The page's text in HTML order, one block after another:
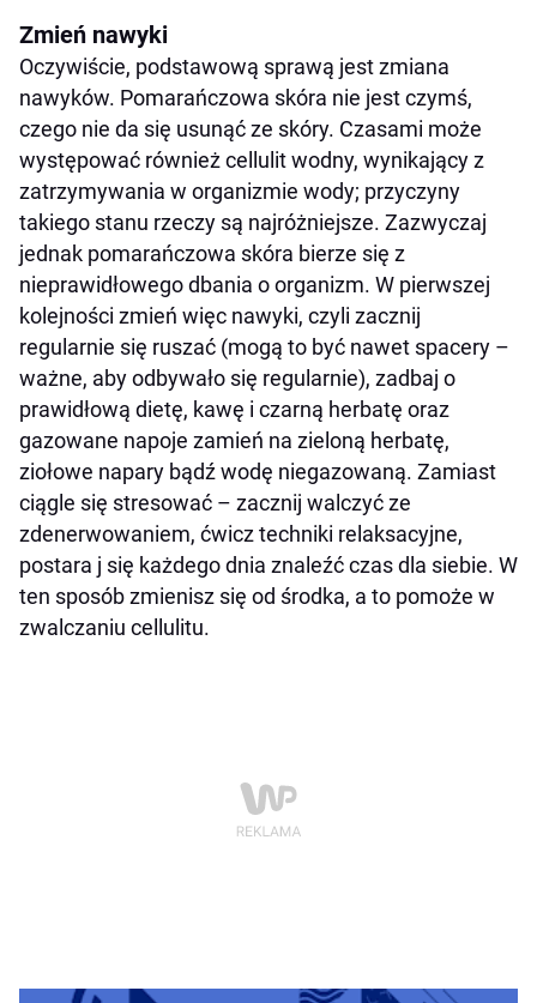
Zmień nawyki
Oczywiście, podstawową sprawą jest zmiana
nawyków. Pomarańczowa skóra nie jest czymś,
czego nie da się usunąć ze skóry. Czasami może
występować również cellulit wodny, wynikający z
zatrzymywania w organizmie wody; przyczyny
takiego stanu rzeczy są najróżniejsze. Zazwyczaj
jednak pomarańczowa skóra bierze się z
nieprawidłowego dbania o organizm. W pierwszej
kolejności zmień więc nawyki, czyli zacznij
regularnie się ruszać (mogą to być nawet spacery –
ważne, aby odbywało się regularnie), zadbaj o
prawidłową dietę, kawę i czarną herbatę oraz
gazowane napoje zamień na zieloną herbatę,
ziołowe napary bądź wodę niegazowaną. Zamiast
ciągle się stresować – zacznij walczyć ze
zdenerwowaniem, ćwicz techniki relaksacyjne,
postara j się każdego dnia znaleźć czas dla siebie. W
ten sposób zmienisz się od środka, a to pomoże w
zwalczaniu cellulitu.